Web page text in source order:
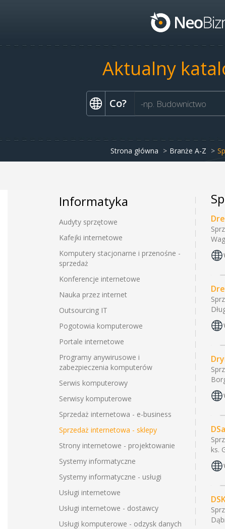
Aktualny
Co?
Strona główna Branże A-Z
Informatyka
Audyty sprzętowe
Kafejki internetowe
Komputery stacjonarne i przenośne -
sprzedaż
Konferencje internetowe
Nauka przez internet
Outsourcing IT
Pogotowia komputerowe
Portale internetowe
Programy anywirusowe i
zabezpieczenia komputerów
Serwis komputerowy
Serwisy komputerowe
Sprzedaż internetowa - e-business
Sprzedaż internetowa - sklepy
Strony internetowe - projektowanie
Systemy informatyczne
Systemy informatyczne - usługi
Usługi internetowe
Usługi internetowe - dostawcy
Usługi komputerowe - odzysk danych
ks.